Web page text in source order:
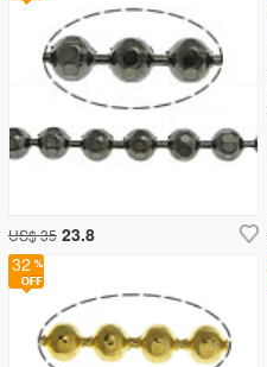
32
US$ 35 23.8